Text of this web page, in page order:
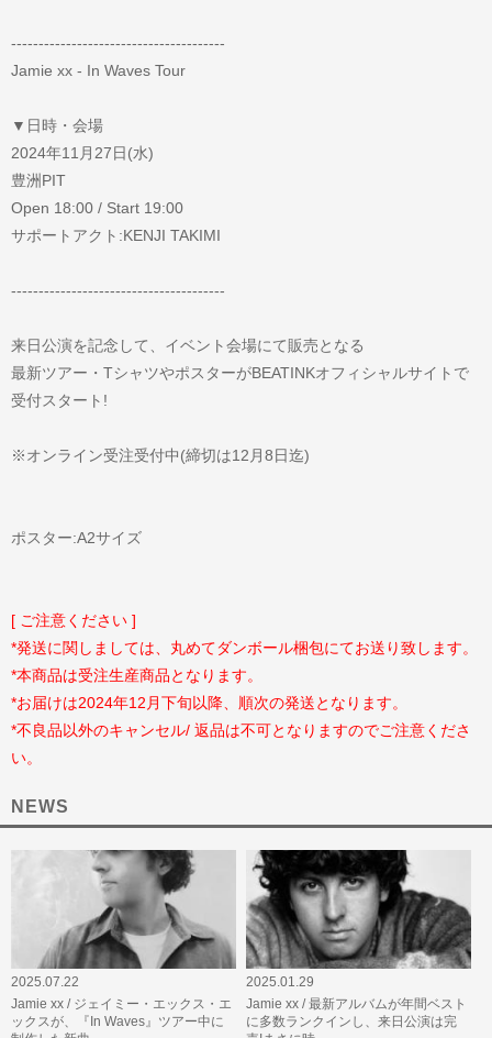
---------------------------------------
Jamie xx - In Waves Tour
▼日時・会場
2024年11月27日(水)
豊洲PIT
Open 18:00 / Start 19:00
サポートアクト:KENJI TAKIMI
---------------------------------------
来日公演を記念して、イベント会場にて販売となる
最新ツアー・TシャツやポスターがBEATINKオフィシャルサイトで
受付スタート!
※オンライン受注受付中(締切は12月8日迄)
ポスター:A2サイズ
[ ご注意ください ]
*発送に関しましては、丸めてダンボール梱包にてお送り致します。
*本商品は受注生産商品となります。
*お届けは2024年12月下旬以降、順次の発送となります。
*不良品以外のキャンセル/ 返品は不可となりますのでご注意くださ
い。
NEWS
2025.07.22
Jamie xx / ジェイミー・エックス・エ
ックスが、『In Waves』ツアー中に
2025.01.29
Jamie xx / 最新アルバムが年間ベスト
に多数ランクインし、来日公演は完